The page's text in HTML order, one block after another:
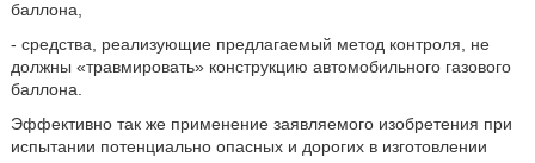
баллона,
- средства, реализующие предлагаемый метод контроля, не
должны «травмировать» конструкцию автомобильного газового
баллона.
Эффективно так же применение заявляемого изобретения при
испытании потенциально опасных и дорогих в изготовлении